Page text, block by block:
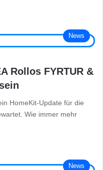
News
Rollos FYRTUR &
HomeKit-Update für die
Wie immer mehr
News